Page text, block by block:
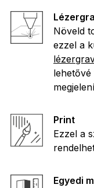
Növeld
ezzel a
Print
Ezzel a
Egyedi